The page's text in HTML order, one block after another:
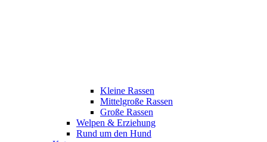
Kleine Rassen
Mittelgroße Rassen
Große Rassen
Welpen & Erziehung
Rund um den Hund